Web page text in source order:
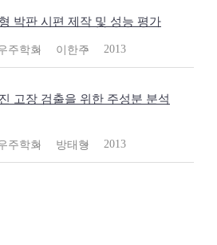
박판 시편 제작 및 성능 평가
주학회 이한주 2013
고장 검출을 위한 주성분 분석
주학회 방태형 2013